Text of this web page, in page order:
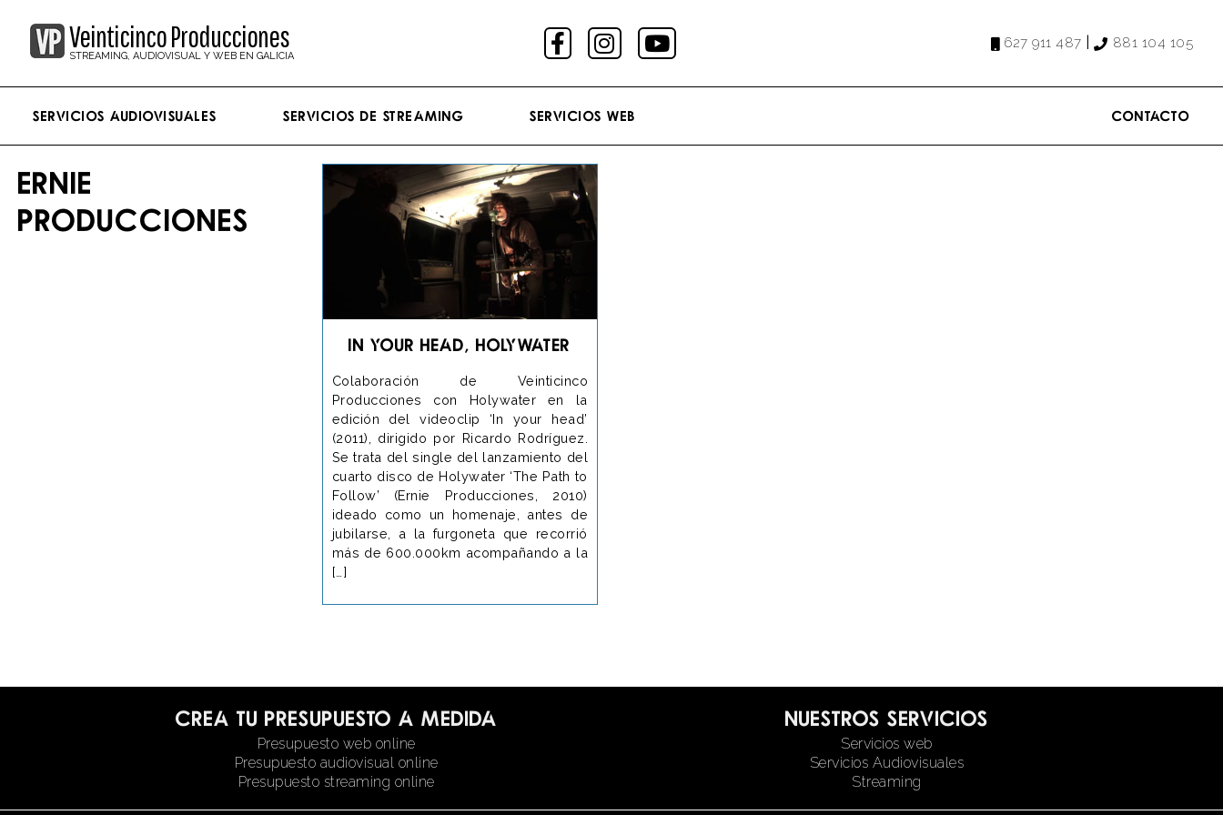
Veinticinco Producciones
STREAMING, AUDIOVISUAL Y WEB EN GALICIA
627 911 487 881 104 105
Servicios Audiovisuales Servicios de streaming Servicios Web Contacto
ERNIE
PRODUCCIONES
In your head, Holywater
Colaboración de Veinticinco
Producciones con Holywater en la
edición del videoclip ‘In your head’
(2011), dirigido por Ricardo Rodríguez.
Se trata del single del lanzamiento del
cuarto disco de Holywater ‘The Path to
Follow’ (Ernie Producciones, 2010)
ideado como un homenaje, antes de
jubilarse, a la furgoneta que recorrió
más de 600.000km acompañando a la
[…]
Crea tu presupuesto a medida
Presupuesto web online
Presupuesto audiovisual online
Presupuesto streaming online
Nuestros servicios
Servicios web
Servicios Audiovisuales
Streaming